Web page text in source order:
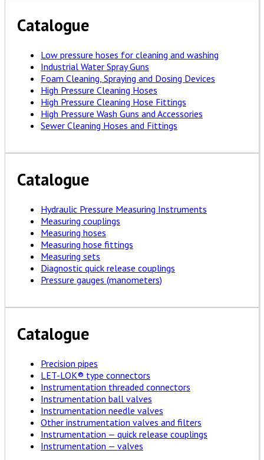
Catalogue
Low pressure hoses for cleaning and washing
Industrial Water Spray Guns
Foam Cleaning, Spraying and Dosing Devices
High Pressure Cleaning Hoses
High Pressure Cleaning Hose Fittings
High Pressure Wash Guns and Accessories
Sewer Cleaning Hoses and Fittings
Catalogue
Hydraulic Pressure Measuring Instruments
Measuring couplings
Measuring hoses
Measuring hose fittings
Measuring sets
Diagnostic quick release couplings
Pressure gauges (manometers)
Catalogue
Precision pipes
LET-LOK® type connectors
Instrumentation threaded connectors
Instrumentation ball valves
Instrumentation needle valves
Other instrumentation valves and filters
Instrumentation — quick release couplings
Instrumentation — valves